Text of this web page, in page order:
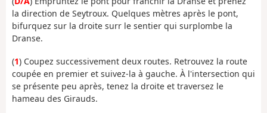
la direction de Seytroux. Quelques mètres après le pont,
bifurquez sur la droite surr le sentier qui surplombe la
Dranse.
(1) Coupez successivement deux routes. Retrouvez la route
coupée en premier et suivez-la à gauche. À l'intersection qui
se présente peu après, tenez la droite et traversez le
hameau des Girauds.